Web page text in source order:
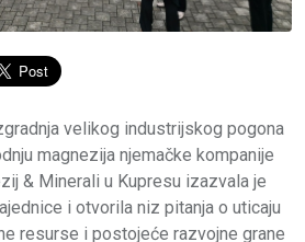
velikog industrijskog pogona
magnezija njemačke kompanije
& Minerali u Kupresu izazvala je
i otvorila niz pitanja o uticaju
resurse i postojeće razvojne grane